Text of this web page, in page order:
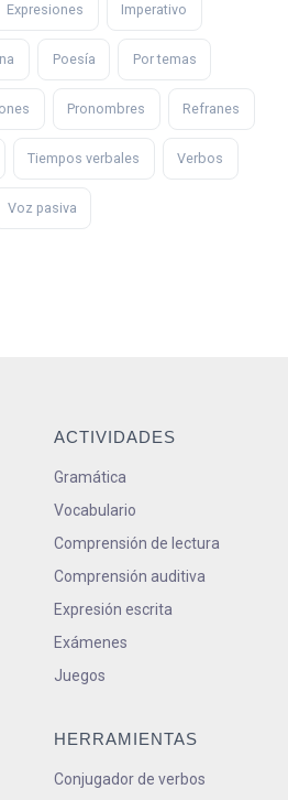
Expresiones Imperativo
Poesía Por temas
Pronombres Refranes
Tiempos verbales Verbos
Voz pasiva
ACTIVIDADES
Gramática
Vocabulario
Comprensión de lectura
Comprensión auditiva
Expresión escrita
Exámenes
Juegos
HERRAMIENTAS
Conjugador de verbos